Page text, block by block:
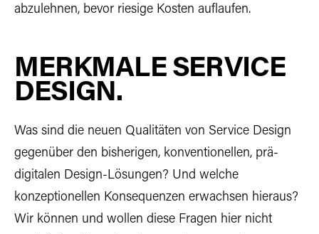
abzulehnen, bevor riesige Kosten auflaufen.
MERKMALE SERVICE
DESIGN.
Was sind die neuen Qualitäten von Service Design
gegenüber den bisherigen, konventionellen, prä-
digitalen Design-Lösungen? Und welche
konzeptionellen Konsequenzen erwachsen hieraus?
Wir können und wollen diese Fragen hier nicht